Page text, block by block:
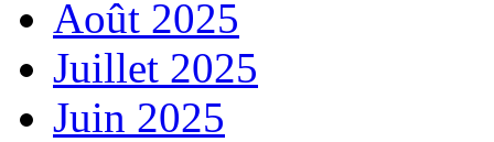
Août 2025
Juillet 2025
Juin 2025